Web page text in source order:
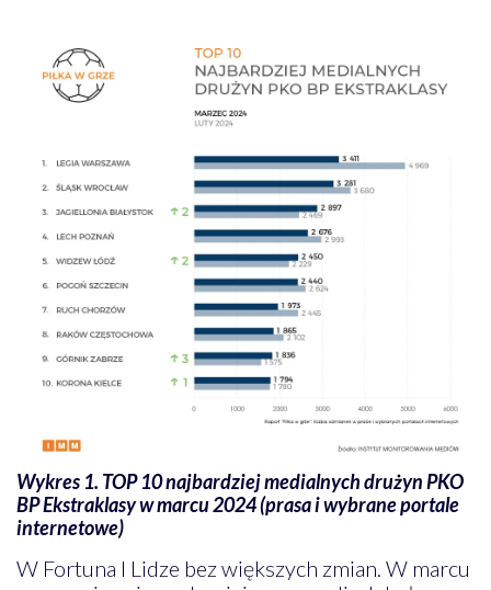
Wykres 1. TOP 10 najbardziej medialnych drużyn PKO
BP Ekstraklasy w marcu 2024 (prasa i wybrane portale
internetowe)
W Fortuna I Lidze bez większych zmian. W marcu